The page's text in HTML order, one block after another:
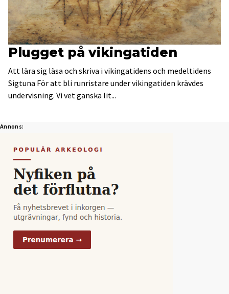
Plugget på vikingatiden
Att lära sig läsa och skriva i vikingatidens och medeltidens
Sigtuna För att bli runristare under vikingatiden krävdes
undervisning. Vi vet ganska lit...
Annons: